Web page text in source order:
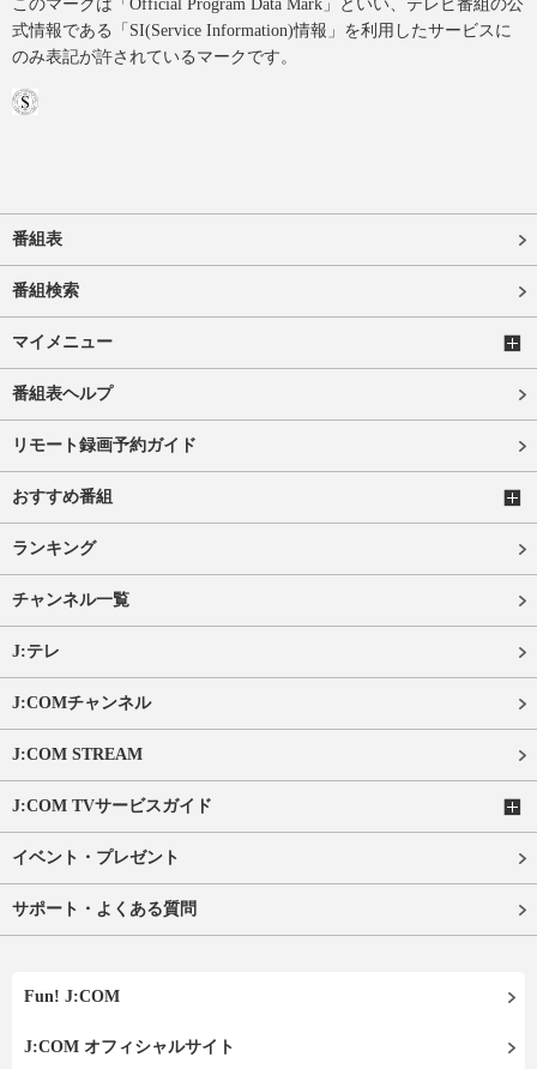
このマークは「Official Program Data Mark」といい、テレビ番組の公
式情報である「SI(Service Information)情報」を利用したサービスに
のみ表記が許されているマークです。
番組表
番組検索
マイメニュー
番組表ヘルプ
リモート録画予約ガイド
おすすめ番組
ランキング
チャンネル一覧
J:テレ
J:COMチャンネル
J:COM STREAM
J:COM TVサービスガイド
イベント・プレゼント
サポート・よくある質問
Fun! J:COM
J:COM オフィシャルサイト